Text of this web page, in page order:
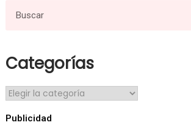
Categorías
Publicidad